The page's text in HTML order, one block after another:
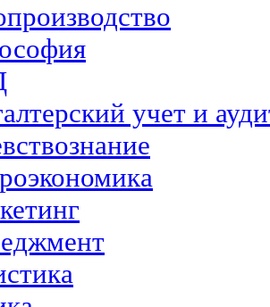
учет и